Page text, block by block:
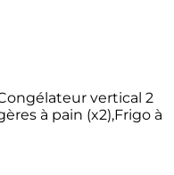
vertical 2
à pain (x2),Frigo à